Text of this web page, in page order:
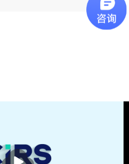
播
放